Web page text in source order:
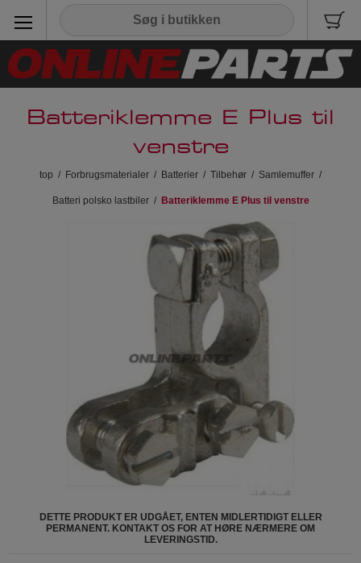
Batteriklemme E Plus til
venstre
top / Forbrugsmaterialer / Batterier / Tilbehør / Samlemuffer /
Batteri polsko lastbiler / Batteriklemme E Plus til venstre
DETTE PRODUKT ER UDGÅET, ENTEN MIDLERTIDIGT ELLER
PERMANENT. KONTAKT OS FOR AT HØRE NÆRMERE OM
LEVERINGSTID.